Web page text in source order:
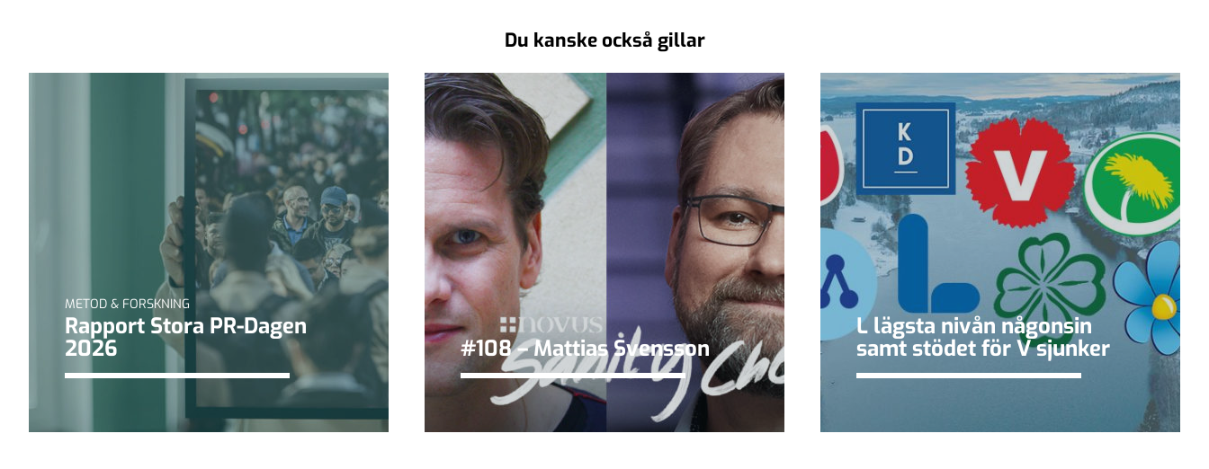
Du kanske också gillar
METOD & FORSKNING
Rapport Stora PR-Dagen
2026 #108 – Mattias Svensson
L lägsta nivån någonsin
samt stödet för V sjunker